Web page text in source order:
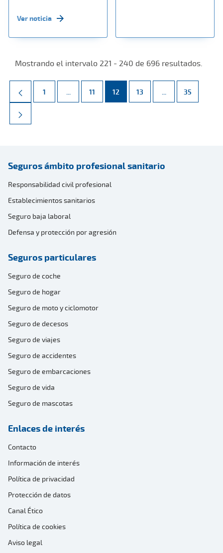
Ver noticia
Mostrando el intervalo 221 - 240 de 696 resultados.
Página
1 ... Páginas intermedias Use TAB para desplazarse.
Página
11 Página
12 Página
13 ... Páginas
Página
35
Seguros ámbito profesional sanitario
Responsabilidad civil profesional
Establecimientos sanitarios
Seguro baja laboral
Defensa y protección por agresión
Seguros particulares
Seguro de coche
Seguro de hogar
Seguro de moto y ciclomotor
Seguro de decesos
Seguro de viajes
Seguro de accidentes
Seguro de embarcaciones
Seguro de vida
Seguro de mascotas
Enlaces de interés
Contacto
Información de interés
Política de privacidad
Protección de datos
Canal Ético
Política de cookies
Aviso legal